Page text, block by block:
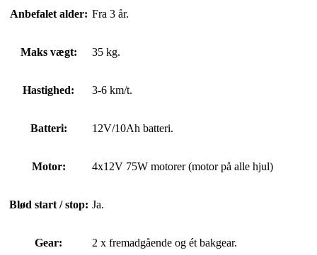
Anbefalet alder: Fra 3 år.
Maks vægt: 35 kg.
Hastighed: 3-6 km/t.
Batteri: 12V/10Ah batteri.
Motor: 4x12V 75W motorer (motor på alle hjul)
Blød start / stop: Ja.
Gear: 2 x fremadgående og ét bakgear.